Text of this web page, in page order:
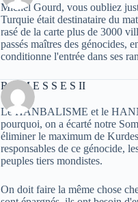
Michel Gourd, vous oubliez
Turquie était destinataire du
rasé de la carte plus de 3000
passés maîtres des
conditionne l'entrée dans ses
R A M E S S E S II
Le HANBALISME et le
pourquoi, on a écarté notre
éliminer le maximum de
responsables de ce génocide,
peuples tiers mondistes.
On doit faire la même chose